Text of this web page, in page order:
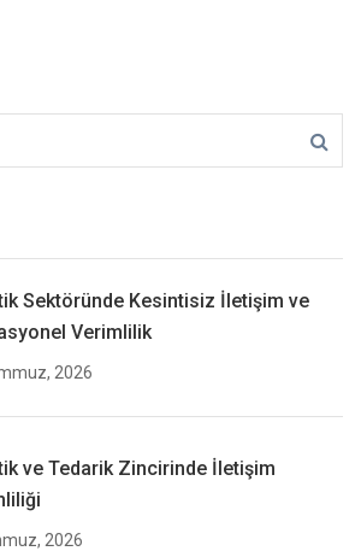
Sektöründe Kesintisiz İletişim ve
Verimlilik
2026
ve Tedarik Zincirinde İletişim
2026